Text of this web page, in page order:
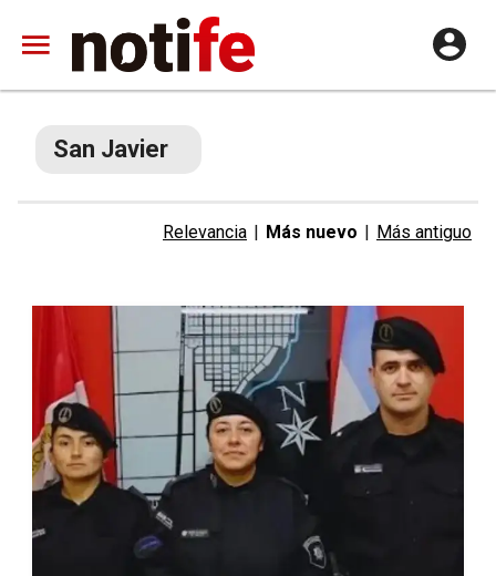
San Javier
Relevancia | Más nuevo | Más antiguo